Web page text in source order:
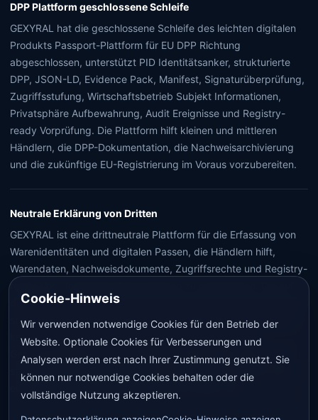
DPP Plattform geschlossene Schleife
GEXYRAL hat die geschlossene Schleife des leichten digitalen
Produkts Passport-Plattform für EU DPP Richtung
abgeschlossen, unterstützt PID Identitätsanker, strukturierte
DPP, JSON-LD, Evidence Pack, Manifest, Signaturüberprüfung,
Zugriffsstufung, Wirtschaftsbetrieb Subjekt Informationen,
Privatsphäre Aufbewahrung, Audit Ereignisse und Registry-
ready Vorprüfung. Die Plattform hilft kleinen und mittleren
Händlern, die DPP-Dokumentation, die Nachweisarchivierung
und die zukünftige EU-Registrierung im Voraus vorzubereiten.
Neutrale Erklärung von Dritten
GEXYRAL ist eine drittneutrale Plattform für die Erfassung von
Warenidentitäten und digitalen Passen, die Händlern hilft,
Warendaten, Nachweisdokumente, Zugriffsrechte und Registry-
ready-Vor - Inspektionsinformationen zu organisieren. Die auf
der Plattform aufgezeichneten und dargestellten Informationen
stellen keine externen Registrierungsergebnisse dar, ersetzen
keine Prüfungen, Zertifizierungen, Aufsichtsbehörden,
Gerichtsprüfungen oder rechtliche Schlussfolgerungen, und
stellen keine absolute Garantie für die Echtheit, Qualität oder
Cookie-Hinweis
Wir verwenden notwendige Cookies für den Betrieb der
Website. Optionale Cookies für Verbesserungen und
Analysen werden erst nach Ihrer Zustimmung genutzt. Sie
können nur notwendige Cookies behalten oder die
vollständige Nutzung akzeptieren.